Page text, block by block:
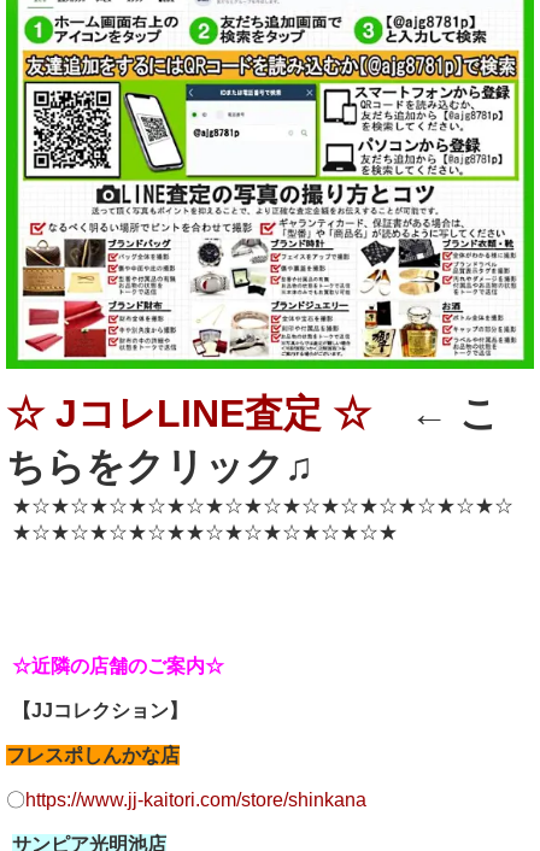
☆ JコレLINE査定 ☆← こ
ちらをクリック♫
★☆★☆★☆★☆★☆★☆★☆★☆★☆★☆★☆★☆★☆
★☆★☆★☆★☆★★☆★☆★☆★☆★☆★
☆近隣の店舗のご案内☆
【JJコレクション】
フレスポしんかな店
〇https://www.jj-kaitori.com/store/shinkana
サンピア光明池店